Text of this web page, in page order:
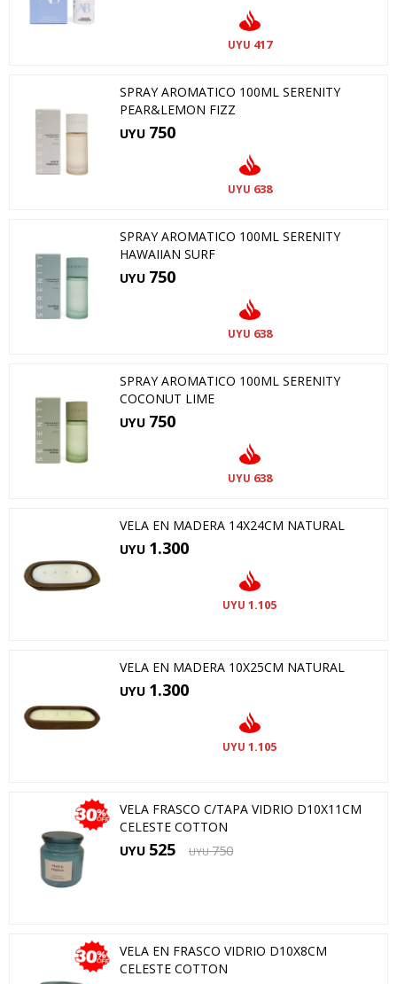
UYU 417
SPRAY AROMATICO 100ML SERENITY
PEAR&LEMON FIZZ
UYU 750
UYU 638
SPRAY AROMATICO 100ML SERENITY
HAWAIIAN SURF
UYU 750
UYU 638
SPRAY AROMATICO 100ML SERENITY
COCONUT LIME
UYU 750
UYU 638
VELA EN MADERA 14X24CM NATURAL
UYU 1.300
UYU 1.105
VELA EN MADERA 10X25CM NATURAL
UYU 1.300
UYU 1.105
VELA FRASCO C/TAPA VIDRIO D10X11CM
CELESTE COTTON
UYU 525 UYU 750
VELA EN FRASCO VIDRIO D10X8CM
CELESTE COTTON